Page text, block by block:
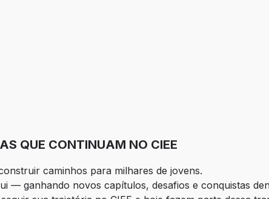
QUE CONTINUAM NO CIEE
caminhos para milhares de jovens.
— ganhando novos capítulos, desafios e conquistas